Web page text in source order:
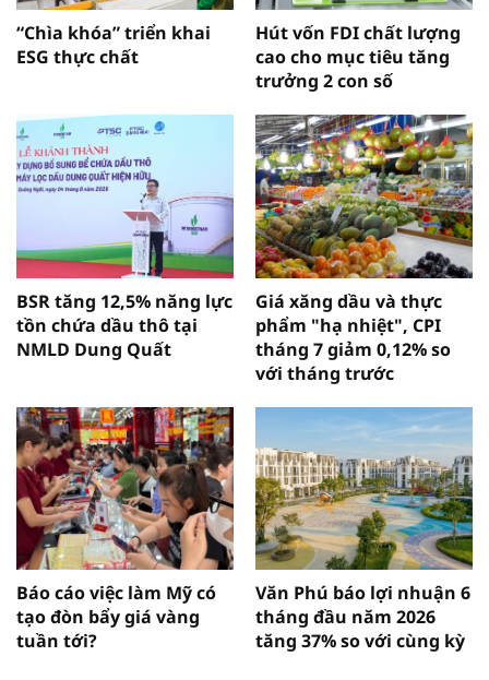
“Chìa khóa” triển khai
ESG thực chất
Hút vốn FDI chất lượng
cao cho mục tiêu tăng
trưởng 2 con số
BSR tăng 12,5% năng lực
tồn chứa dầu thô tại
NMLD Dung Quất
Giá xăng dầu và thực
phẩm "hạ nhiệt", CPI
tháng 7 giảm 0,12% so
với tháng trước
Báo cáo việc làm Mỹ có
tạo đòn bẩy giá vàng
tuần tới?
Văn Phú báo lợi nhuận 6
tháng đầu năm 2026
tăng 37% so với cùng kỳ